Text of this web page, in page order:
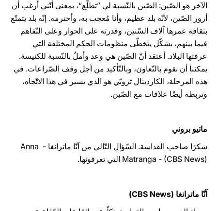
الآخر هو الصّين: الصّين بالنّسبة لي ”تطلُّع“، بمعنى أنّني أرغب أن
أزور الصّين، لأنّه بلد عظيم، وأنا مُعجب به، وأحترمه. إنّه بلد يتمتّع
بثقافة عمرها آلاف السّنين، وقدرته على الحوار وعلى التّفاهم
فيما بينهم، بشكّل يتخطّى منظومات الحكم المختلفة التي
عرفتها البلاد. أعتقد أنّ الصّين هي وعد وأملٌ بالنّسبة للكنيسة.
يمكننا أن نقوم بالتّعاون، وبالتّأكيد من أجل وقف الصّراعات. في
هذه المرحلة، الكاردينال تزوبّي هو الذي يسير في هذا الاتّجاه،
وتربطه أيضًا علاقات مع الصّين.
ماتيو بروني
شكرًا صاحب القداسة. السّؤال التّالي من آنّا ماترانغا - Anna
Matranga - (CBS News) التي تعرفونها.
آنّا ماترانغا (CBS News)